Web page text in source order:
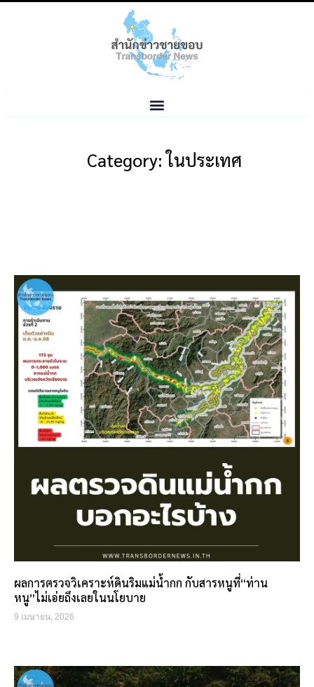
Category: ในประเทศ
ผลการตรวจวิเคราะห์ดินริมแม่น้ำกก กับสารหนูที่“ท่าน
หนู”ไม่เอ่ยถึงเลยในนโยบาย
9 เมษายน, 2026